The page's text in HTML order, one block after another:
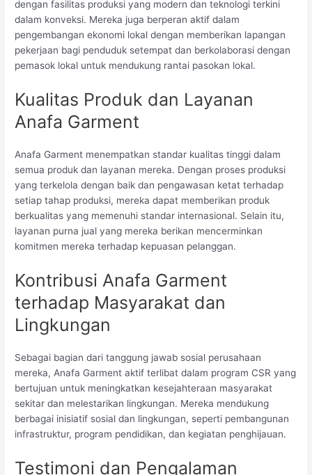
dengan fasilitas produksi yang modern dan teknologi terkini
dalam konveksi. Mereka juga berperan aktif dalam
pengembangan ekonomi lokal dengan memberikan lapangan
pekerjaan bagi penduduk setempat dan berkolaborasi dengan
pemasok lokal untuk mendukung rantai pasokan lokal.
Kualitas Produk dan Layanan
Anafa Garment
Anafa Garment menempatkan standar kualitas tinggi dalam
semua produk dan layanan mereka. Dengan proses produksi
yang terkelola dengan baik dan pengawasan ketat terhadap
setiap tahap produksi, mereka dapat memberikan produk
berkualitas yang memenuhi standar internasional. Selain itu,
layanan purna jual yang mereka berikan mencerminkan
komitmen mereka terhadap kepuasan pelanggan.
Kontribusi Anafa Garment
terhadap Masyarakat dan
Lingkungan
Sebagai bagian dari tanggung jawab sosial perusahaan
mereka, Anafa Garment aktif terlibat dalam program CSR yang
bertujuan untuk meningkatkan kesejahteraan masyarakat
sekitar dan melestarikan lingkungan. Mereka mendukung
berbagai inisiatif sosial dan lingkungan, seperti pembangunan
infrastruktur, program pendidikan, dan kegiatan penghijauan.
Testimoni dan Pengalaman